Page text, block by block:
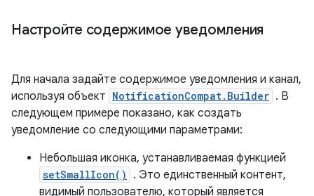
Настройте содержимое уведомления
Для начала задайте содержимое уведомления и канал,
используя объект NotificationCompat.Builder . В
следующем примере показано, как создать
уведомление со следующими параметрами:
Небольшая иконка, устанавливаемая функцией
setSmallIcon()
. Это единственный контент,
видимый пользователю, который является